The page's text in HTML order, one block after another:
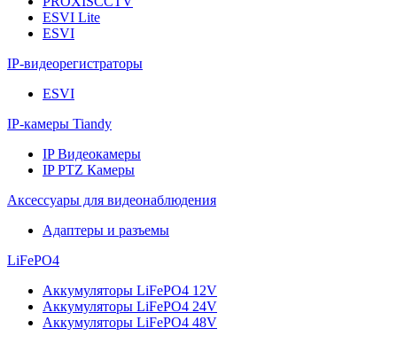
ESVI Lite
ESVI
IP-видеорегистраторы
ESVI
IP-камеры Tiandy
IP Видеокамеры
IP PTZ Камеры
Аксессуары для видеонаблюдения
Адаптеры и разъемы
LiFePO4
Аккумуляторы LiFePO4 12V
Аккумуляторы LiFePO4 24V
Аккумуляторы LiFePO4 48V